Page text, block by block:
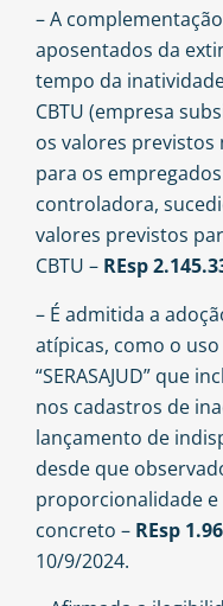
– A
aposentados da
tempo da
CBTU (empresa
os valores previstos
para os
controladora,
valores previstos
CBTU – REsp
– É admitida a
atípicas, como o
“SERASAJUD” que
nos cadastros de
lançamento de
desde que
proporcionalidade
concreto – REsp
10/9/2024.